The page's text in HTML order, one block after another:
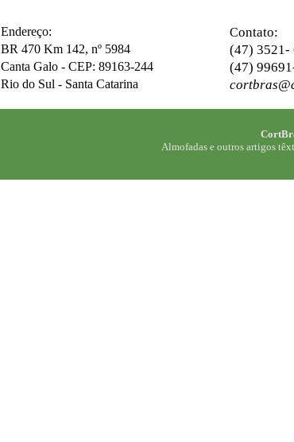
Endereço:
BR 470 Km 142, nº 5984
Canta Galo - CEP: 89163-244
Rio do Sul - Santa Catarina
Contato:
(47) 3521-
(47)
Almofadas e outros artigos